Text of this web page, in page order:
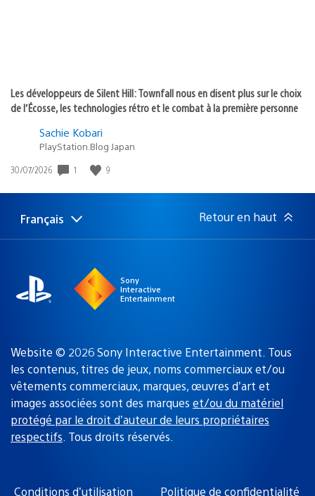
Les développeurs de Silent Hill: Townfall nous en disent plus sur le choix
de l’Écosse, les technologies rétro et le combat à la première personne
Sachie Kobari
PlayStation.Blog Japan
Date
publication
30/07/2026 1 9
Choisir
une
Région
actuelle
Français Retour en haut
Sony
Interactive
Entertainment
Website © 2026 Sony Interactive Entertainment. Tous
les contenus, titres de jeux, noms commerciaux et/ou
vêtements commerciaux, marques, œuvres d’art et
images associées sont des marques et/ou du matériel
protégé par le droit d’auteur de leurs propriétaires
respectifs. Tous droits réservés.
Conditions d’utilisation Politique de confidentialité